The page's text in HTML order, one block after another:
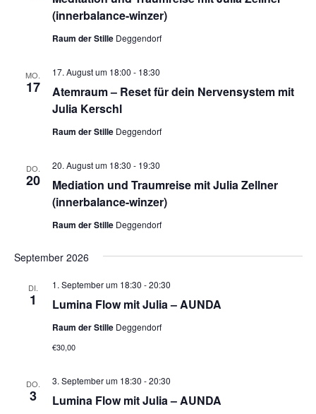
(innerbalance-winzer)
Raum der Stille Deggendorf
MO.
17
Atemraum – Reset für dein Nervensystem mit
Julia Kerschl
17. August um 18:00 - 18:30
Raum der Stille Deggendorf
DO.
20
Mediation und Traumreise mit Julia Zellner
(innerbalance-winzer)
20. August um 18:30 - 19:30
Raum der Stille Deggendorf
September 2026
DI.
1 Lumina Flow mit Julia – AUNDA
1. September um 18:30 -20:30
Raum der Stille Deggendorf
€30,00
DO.
3 Lumina Flow mit Julia – AUNDA
3. September um 18:30 -20:30